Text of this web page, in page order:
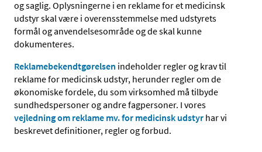
og saglig. Oplysningerne i en reklame for et medicinsk
udstyr skal være i overensstemmelse med udstyrets
formål og anvendelsesområde og de skal kunne
dokumenteres.
Reklamebekendtgørelsen indeholder regler og krav til
reklame for medicinsk udstyr, herunder regler om de
økonomiske fordele, du som virksomhed må tilbyde
sundhedspersoner og andre fagpersoner. I vores
vejledning om reklame mv. for medicinsk udstyr har vi
beskrevet definitioner, regler og forbud.